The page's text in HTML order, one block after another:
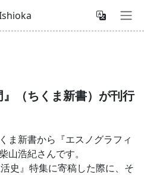
』（ちくま新書）が刊行
ま新書から『エスノグラフィ
山浩紀さんです。
史』特集に寄稿した際に、そ